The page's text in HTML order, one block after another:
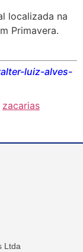
localizada na
Primavera.
luiz-alves-
zacarias
Ltda